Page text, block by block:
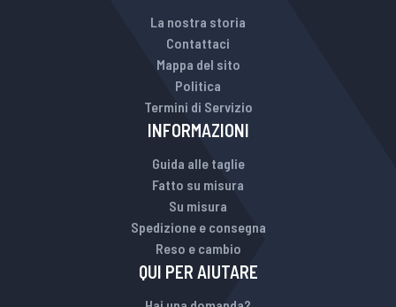
La nostra storia
Contattaci
Mappa del sito
Politica
Termini di Servizio
INFORMAZIONI
Guida alle taglie
Fatto su misura
Su misura
Spedizione e consegna
Reso e cambio
QUI PER AIUTARE